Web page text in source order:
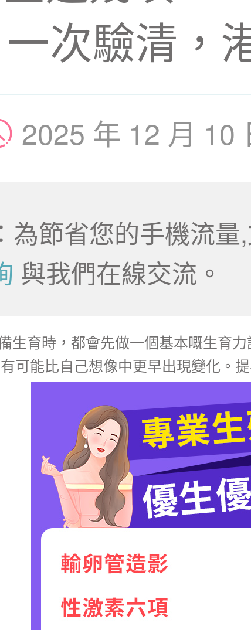
一次驗清，
2025 年 12 月
為節省您的手機流
與我們在線交流。
生育時，都會先做一個基本嘅生育
可能比自己想像中更早出現變化。